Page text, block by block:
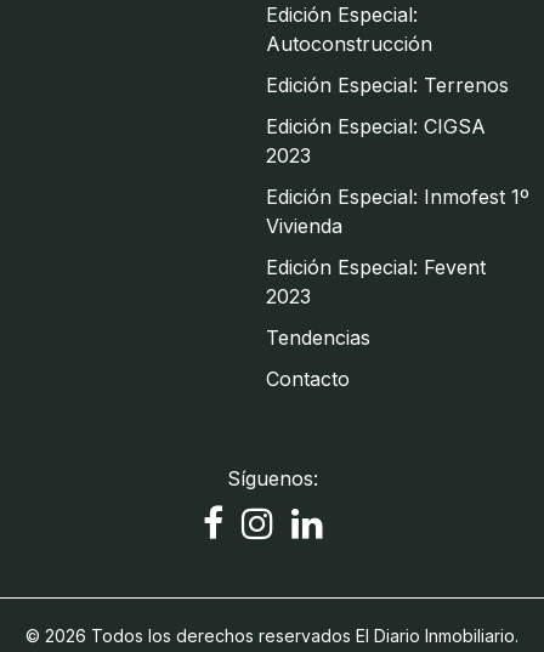
Edición Especial:
Autoconstrucción
Edición Especial: Terrenos
Edición Especial: CIGSA
2023
Edición Especial: Inmofest 1º
Vivienda
Edición Especial: Fevent
2023
Tendencias
Contacto
Síguenos:
© 2026 Todos los derechos reservados El Diario Inmobiliario.